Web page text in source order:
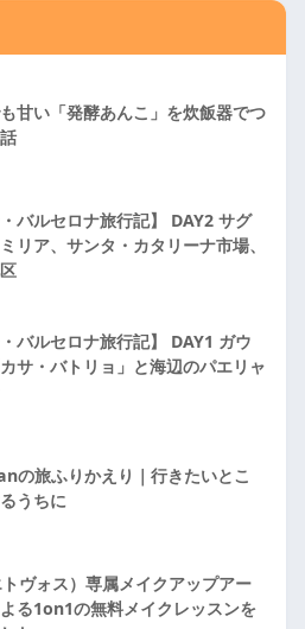
甘い「発酵あんこ」を炊飯器でつ
・バルセロナ旅行記】 DAY2 サグ
リア、サンタ・カタリーナ市場、
・バルセロナ旅行記】 DAY1 ガウ
サ・バトリョ」と海辺のパエリャ
の旅ふりかえり｜行きたいとこ
うちに
トヴォス）専属メイクアップアー
る1on1の無料メイクレッスンを